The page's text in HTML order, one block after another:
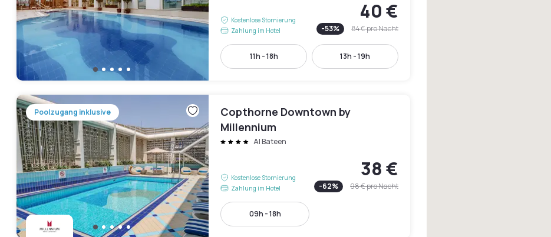
Kostenlose Stornierung
Zahlung im Hotel
40 €
-53% 84 €pro Nacht
11h - 18h 13h - 19h
Poolzugang inklusive
Copthorne Downtown by
Millennium
Al Bateen
Kostenlose Stornierung
Zahlung im Hotel
38 €
-62% 98 €pro Nacht
09h - 18h